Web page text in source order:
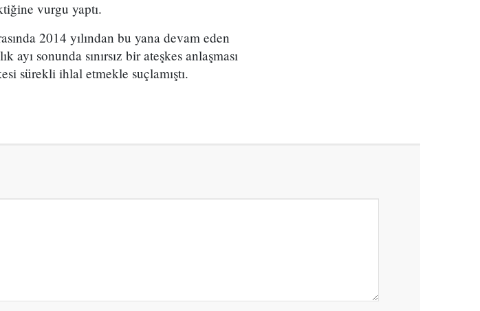
vurgu yaptı.
2014 yılından bu yana devam eden
sonunda sınırsız bir ateşkes anlaşması
sürekli ihlal etmekle suçlamıştı.